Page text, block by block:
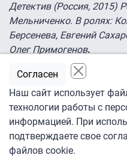
Детектив (Россия, 2015)
Мельниченко. В ролях:
Берсенева, Евгений
Олег Примогенов.
Главным героям
пропажи двух девочек-
дерзкие ограбления в
мистический звонок «с
крупного бизнесмена, и
инсценированном
Наш сайт использует
технологии работы с
информацией. При
подтверждаете свое
файлов cookie.
Согласен